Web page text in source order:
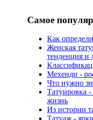
Самое
Как
Женская
тенденция и
Мехенди -
Что нужно
Татуировка
жизнь
Из истории